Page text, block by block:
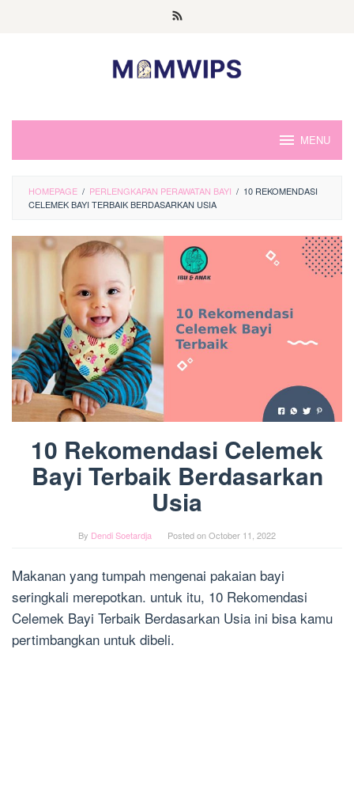
MENU
HOMEPAGE / PERLENGKAPAN PERAWATAN BAYI / 10 REKOMENDASI
CELEMEK BAYI TERBAIK BERDASARKAN USIA
10 Rekomendasi Celemek
Bayi Terbaik Berdasarkan
Usia
By Dendi Soetardja Posted onOctober 11, 2022
Makanan yang tumpah mengenai pakaian bayi
seringkali merepotkan. untuk itu, 10 Rekomendasi
Celemek Bayi Terbaik Berdasarkan Usia ini bisa kamu
pertimbangkan untuk dibeli.